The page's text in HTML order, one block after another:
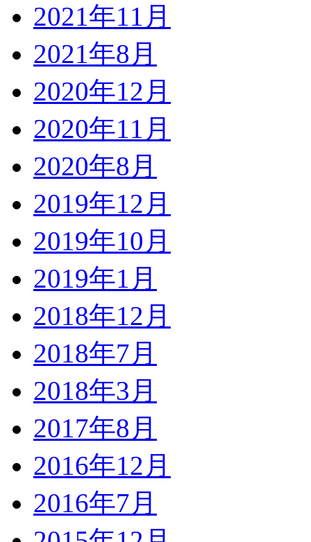
2021年11月
2021年8月
2020年12月
2020年11月
2020年8月
2019年12月
2019年10月
2019年1月
2018年12月
2018年7月
2018年3月
2017年8月
2016年12月
2016年7月